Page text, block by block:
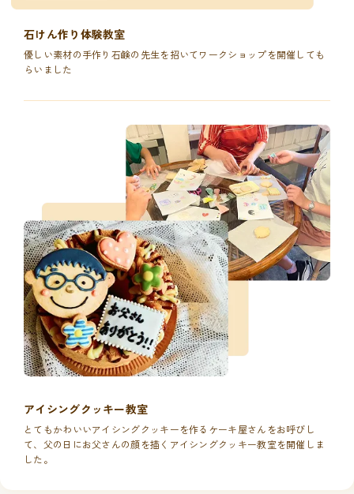
石けん作り体験教室
優しい素材の手作り石鹸の先生を招いてワークショップを開催しても
らいました
アイシングクッキー教室
とてもかわいいアイシングクッキーを作るケーキ屋さんをお呼びし
て、父の日にお父さんの顔を描くアイシングクッキー教室を開催しま
した。